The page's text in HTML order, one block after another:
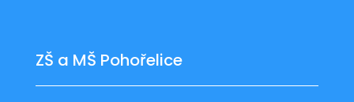
ZŠ a MŠ Pohořelice